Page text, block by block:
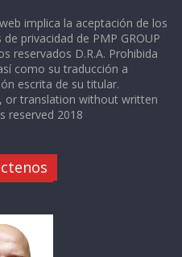
implica la aceptación de los
privacidad de PMP GROUP
reservados D.R.A. Prohibida
como su traducción a
escrita de su titular.
or translation without written
reserved 2018